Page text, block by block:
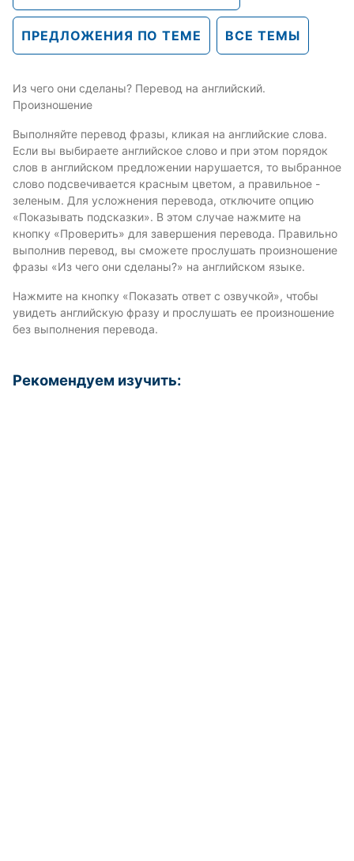
ПРЕДЛОЖЕНИЯ ПО ТЕМЕ ВСЕ ТЕМЫ
Из чего они сделаны? Перевод на английский.
Произношение
Выполняйте перевод фразы, кликая на английские слова.
Если вы выбираете английское слово и при этом порядок
слов в английском предложении нарушается, то выбранное
слово подсвечивается красным цветом, а правильное -
зеленым. Для усложнения перевода, отключите опцию
«Показывать подсказки». В этом случае нажмите на
кнопку «Проверить» для завершения перевода. Правильно
выполнив перевод, вы сможете прослушать произношение
фразы «Из чего они сделаны?» на английском языке.
Нажмите на кнопку «Показать ответ с озвучкой», чтобы
увидеть английскую фразу и прослушать ее произношение
без выполнения перевода.
Рекомендуем изучить: